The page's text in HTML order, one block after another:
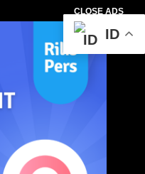
CLOSE ADS
ID